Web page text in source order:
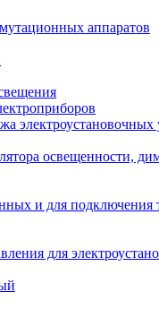
аппаратов
электроустановочных
освещенности,
и для подключения
для